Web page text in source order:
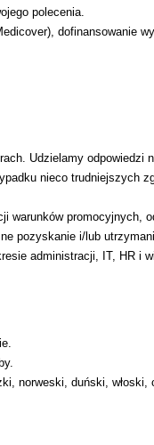
polecenia.
dofinansowanie
Udzielamy odpowiedzi
nieco trudniejszych
promocyjnych,
pozyskanie i/lub
administracji, IT, HR i
norweski, duński, włoski,